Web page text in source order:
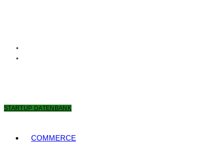
STARTUP DATENBANK
COMMERCE